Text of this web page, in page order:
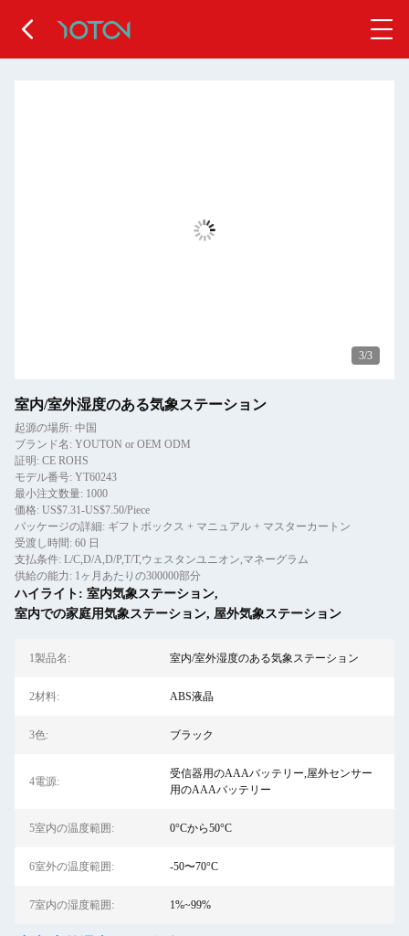
3/3
室内/室外湿度のある気象ステーション
起源の場所: 中国
ブランド名: YOUTON or OEM ODM
証明: CE ROHS
モデル番号: YT60243
最小注文数量: 1000
価格: US$7.31-US$7.50/Piece
パッケージの詳細: ギフトボックス + マニュアル + マスターカートン
受渡し時間: 60 日
支払条件: L/C,D/A,D/P,T/T,ウェスタンユニオン,マネーグラム
供給の能力: 1ヶ月あたりの300000部分
ハイライト: 室内気象ステーション,
室内での家庭用気象ステーション, 屋外気象ステーション
1製品名: 室内/室外湿度のある気象ステーション
2材料: ABS液晶
3色: ブラック
4電源:
受信器用のAAAバッテリー,屋外センサー
用のAAAバッテリー
5室内の温度範囲: 0°Cから50°C
6室外の温度範囲: -50〜70°C
7室内の湿度範囲: 1%~99%